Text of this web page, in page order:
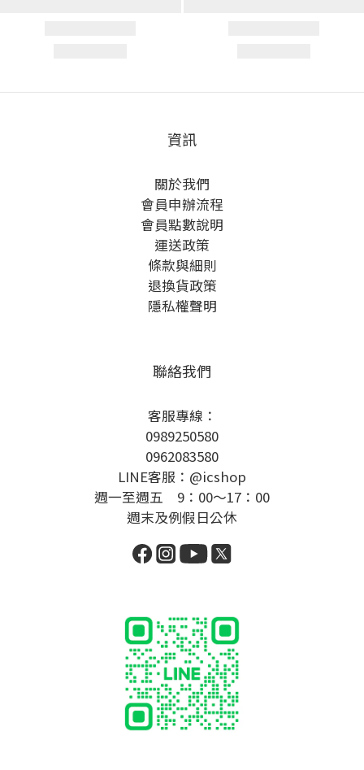
資訊
關於我們
會員申辦流程
會員點數說明
運送政策
條款與細則
退換貨政策
隱私權聲明
聯絡我們
客服專線：
0989250580
0962083580
LINE客服：@icshop
週一至週五 9：00～17：00
週末及例假日公休